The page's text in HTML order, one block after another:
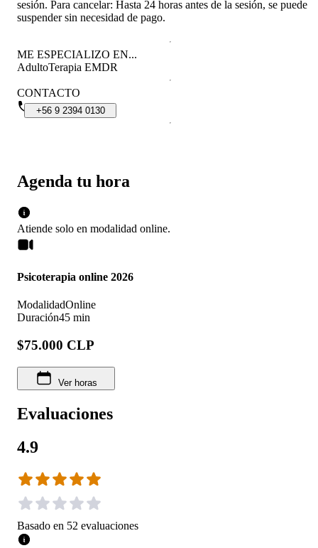
Agenda tu hora
Atiende solo en modalidad online.
Psicoterapia online 2026
ModalidadOnline
Duración45 min
$75.000 CLP
Ver horas
Evaluaciones
4.9
Basado en 52 evaluaciones
sesión. Para cancelar: Hasta 24 horas antes de la sesión, se puede
suspender sin necesidad de pago.
ME ESPECIALIZO EN...
AdultoTerapia EMDR
CONTACTO
+56 9 2394 0130